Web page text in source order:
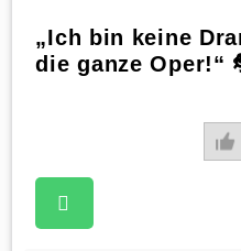
„Ich bin keine
die ganze Oper!“